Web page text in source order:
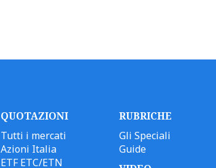
QUOTAZIONI
Tutti i mercati
Azioni Italia
ETF ETC/ETN
RUBRICHE
Gli Speciali
Guide